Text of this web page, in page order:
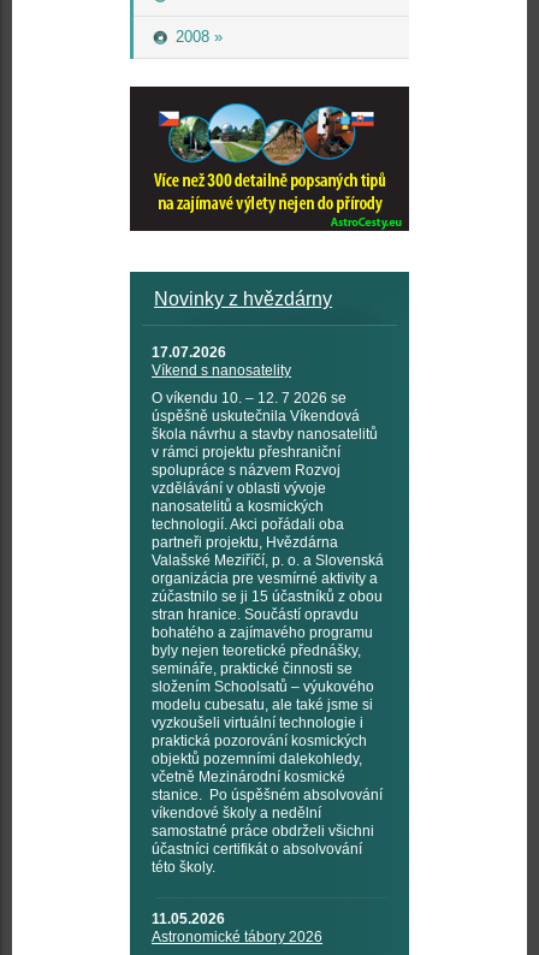
2008 »
Novinky z hvězdárny
17.07.2026
Víkend s nanosatelity
O víkendu 10. – 12. 7 2026 se
úspěšně uskutečnila Víkendová
škola návrhu a stavby nanosatelitů
v rámci projektu přeshraniční
spolupráce s názvem Rozvoj
vzdělávání v oblasti vývoje
nanosatelitů a kosmických
technologií. Akci pořádali oba
partneři projektu, Hvězdárna
Valašské Meziříčí, p. o. a Slovenská
organizácia pre vesmírné aktivity a
zúčastnilo se ji 15 účastníků z obou
stran hranice. Součástí opravdu
bohatého a zajímavého programu
byly nejen teoretické přednášky,
semináře, praktické činnosti se
složením Schoolsatů – výukového
modelu cubesatu, ale také jsme si
vyzkoušeli virtuální technologie i
praktická pozorování kosmických
objektů pozemními dalekohledy,
včetně Mezinárodní kosmické
stanice. Po úspěšném absolvování
víkendové školy a nedělní
samostatné práce obdrželi všichni
účastníci certifikát o absolvování
této školy.
11.05.2026
Astronomické tábory 2026